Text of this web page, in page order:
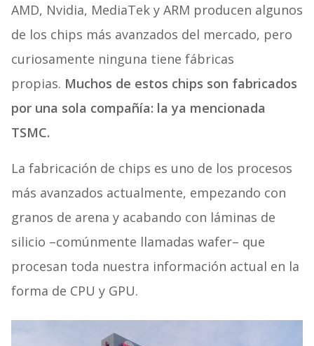
AMD, Nvidia, MediaTek y ARM producen algunos
de los chips más avanzados del mercado, pero
curiosamente ninguna tiene fábricas
propias. Muchos de estos chips son fabricados
por una sola compañía: la ya mencionada
TSMC.
La fabricación de chips es uno de los procesos
más avanzados actualmente, empezando con
granos de arena y acabando con láminas de
silicio –comúnmente llamadas wafer– que
procesan toda nuestra información actual en la
forma de CPU y GPU.